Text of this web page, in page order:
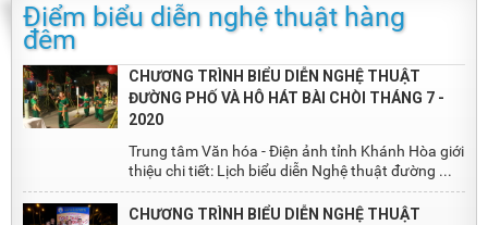
Điểm biểu diễn nghệ thuật hàng
đêm
CHƯƠNG TRÌNH BIỂU DIỄN NGHỆ THUẬT
ĐƯỜNG PHỐ VÀ HÔ HÁT BÀI CHÒI THÁNG 7 -
2020
Trung tâm Văn hóa - Điện ảnh tỉnh Khánh Hòa giới
thiệu chi tiết: Lịch biểu diễn Nghệ thuật đường ...
CHƯƠNG TRÌNH BIỂU DIỄN NGHỆ THUẬT